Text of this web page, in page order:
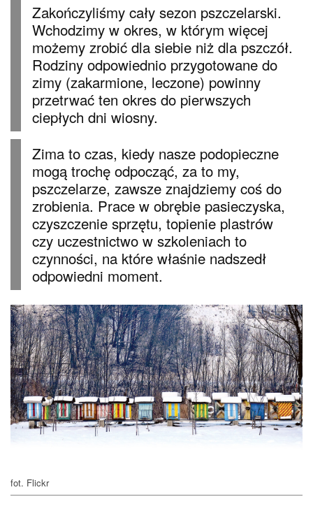
Zakończyliśmy cały sezon pszczelarski.
Wchodzimy w okres, w którym więcej
możemy zrobić dla siebie niż dla pszczół.
Rodziny odpowiednio przygotowane do
zimy (zakarmione, leczone) powinny
przetrwać ten okres do pierwszych
ciepłych dni wiosny.
Zima to czas, kiedy nasze podopieczne
mogą trochę odpocząć, za to my,
pszczelarze, zawsze znajdziemy coś do
zrobienia. Prace w obrębie pasieczyska,
czyszczenie sprzętu, topienie plastrów
czy uczestnictwo w szkoleniach to
czynności, na które właśnie nadszedł
odpowiedni moment.
fot. Flickr